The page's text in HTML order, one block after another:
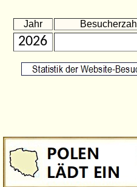
Jahr Besucherzahl
2026